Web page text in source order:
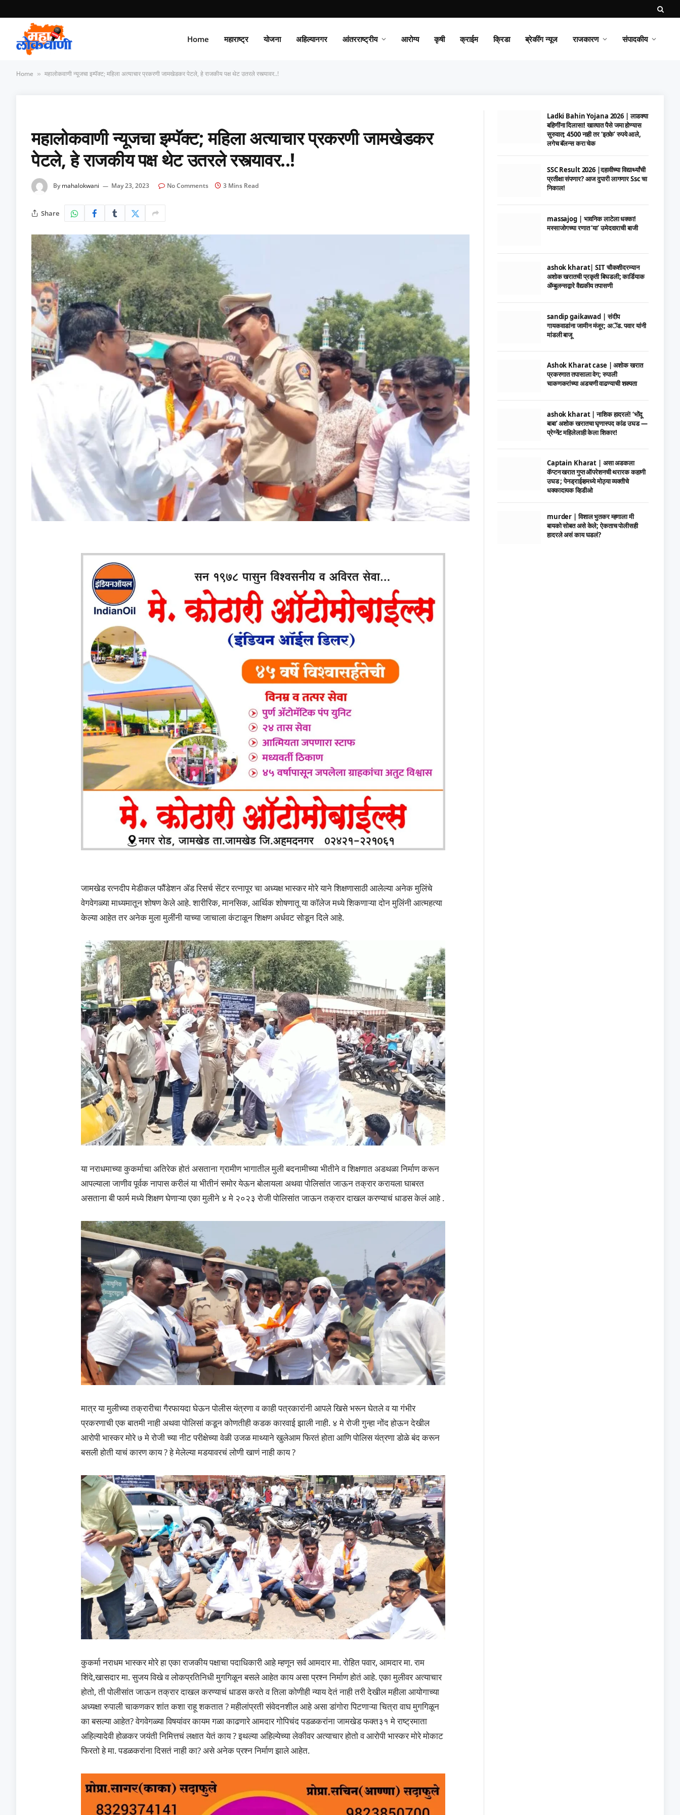
Home महाराष्ट्र योजना अहिल्यानगर आंतरराष्ट्रीय आरोग्य कृषी क्राईम क्रिडा ब्रेकींग न्यूज राजकारण संपादकीय
Home » महालोकवाणी न्यूजचा इम्पॅक्ट; महिला अत्याचार प्रकरणी जामखेडकर पेटले, हे राजकीय पक्ष थेट उतरले रस्त्यावर..!
महालोकवाणी न्यूजचा इम्पॅक्ट; महिला अत्याचार प्रकरणी जामखेडकर
पेटले, हे राजकीय पक्ष थेट उतरले रस्त्यावर..!
By mahalokwani May 23, 2023 No Comments 3 Mins Read
Share
जामखेड रत्नदीप मेडीकल फौंडेशन ॲड रिसर्च सेंटर रत्नापूर चा अध्यक्ष भास्कर मोरे याने शिक्षणासाठी आलेल्या अनेक मुलिंचे
वेगवेगळ्या माध्यमातून शोषण केले आहे. शारीरिक, मानसिक, आर्थिक शोषणातू या काॅलेज मध्ये शिकणाऱ्या दोन मुलिंनी आत्महत्या
केल्या आहेत तर अनेक मुला मुलींनी याच्या जाचाला कंटाळून शिक्षण अर्धवट सोडून दिले आहे.
या नराधमाच्या कुकर्माचा अतिरेक होतं असताना ग्रामीण भागातील मुली बदनामीच्या भीतीने व शिक्षणात अडथळा निर्माण करून
आपल्याला जाणीव पूर्वक नापास करीलं या भीतीनं समोर येऊन बोलायला अथवा पोलिसांत जाऊन तक्रार करायला घाबरत
असताना बी फार्म मध्ये शिक्षण घेणाऱ्या एका मुलीने ४ मे २०२३ रोजी पोलिसांत जाऊन तक्रार दाखल करण्याचं धाडस केलं आहे .
मात्र या मुलीच्या तक्रारीचा गैरफायदा घेऊन पोलीस यंत्रणा व काही पत्रकारांनी आपले खिसे भरून घेतले व या गंभीर
प्रकरणाची एक बातमी नाही अथवा पोलिसां कडून कोणतीही कडक कारवाई झाली नाही. ४ मे रोजी गुन्हा नोंद होऊन देखील
आरोपी भास्कर मोरे ७ मे रोजी च्या नीट परीक्षेच्या वेळी उजळ माथ्याने खुलेआम फिरतं होता आणि पोलिस यंत्रणा डोळे बंद करून
बसली होती याचं कारण काय ? हे मेलेल्या मडयावरचं लोणी खाणं नाही काय ?
कुकर्मा नराधम भास्कर मोरे हा एका राजकीय पक्षाचा पदाधिकारी आहे म्हणून सर्व आमदार मा. रोहित पवार, आमदार मा. राम
शिंदे,खासदार मा. सुजय विखे व लोकप्रतिनिधी मुगगिळून बसले आहेत काय असा प्रश्न निर्माण होतं आहे. एका मुलीवर अत्याचार
होतो, ती पोलीसांत जाऊन तक्रार दाखल करण्याचं धाडस करते व तिला कोणीही न्याय देतं नाही तरी देखील महीला आयोगाच्या
अध्यक्षा रुपाली चाकणकर शांत कशा राहू शकतात ? महीलांप्रती संवेदनशील आहे असा डांगोरा पिटणाऱ्या चित्रा वाघ मुगगिळून
का बसल्या आहेत? वेगवेगळ्या विषयांवर कायम गळा काढणारे आमदार गोपिचंद पडळकरांना जामखेड फक्त३१ मे राष्ट्रमाता
अहिल्यादेवी होळकर जयंती निमित्तचं लक्षात येतं काय ? इथल्या अहिल्येच्या लेकीवर अत्याचार होतो व आरोपी भास्कर मोरे मोकाट
फिरतो हे मा. पडळकरांना दिसतं नाही का? असे अनेक प्रश्न निर्माण झाले आहेत.
Ladki Bahin Yojana 2026 | लाडक्या
बहिणींना दिलासा! खात्यात पैसे जमा होण्यास
सुरुवात; 4500 नाही तर ‘इतके’ रुपये आले,
लगेच बॅलन्स करा चेक
SSC Result 2026 |दहावीच्या विद्यार्थ्यांची
प्रतीक्षा संपणार? आज दुपारी लागणार Ssc चा
निकाल!
massajog | भावनिक लाटेला धक्का!
मस्साजोगच्या रणात ‘या’ उमेदवाराची बाजी
ashok kharat| SIT चौकशीदरम्यान
अशोक खरातची प्रकृती बिघडली; कार्डियाक
ॲम्बुलन्सद्वारे वैद्यकीय तपासणी
sandip gaikawad | संदीप
गायकवाडांना जामीन मंजूर; अॅड. पवार यांनी
मांडली बाजू
Ashok Kharat case | अशोक खरात
प्रकरणात तपासाला वेग; रुपाली
चाकणकरांच्या अडचणी वाढण्याची शक्यता
ashok kharat | नाशिक हादरलं! ‘भोंदू
बाबा’ अशोक खरातचा घृणास्पद कांड उघड —
प्रेग्नेंट महिलेलाही केला शिकार!
Captain Kharat | असा अडकला
कॅप्टन खरात गुप्त ऑपरेशनची थरारक कहाणी
उघड ; पेनड्राईव्हमध्ये मोठ्या व्यक्तीचे
धक्कादायक व्हिडीओ
murder | विशाल भुतकर म्हणाला मी
बायको सोबत असे केले; ऐकताच पोलीसही
हादरले असं काय घडलं?